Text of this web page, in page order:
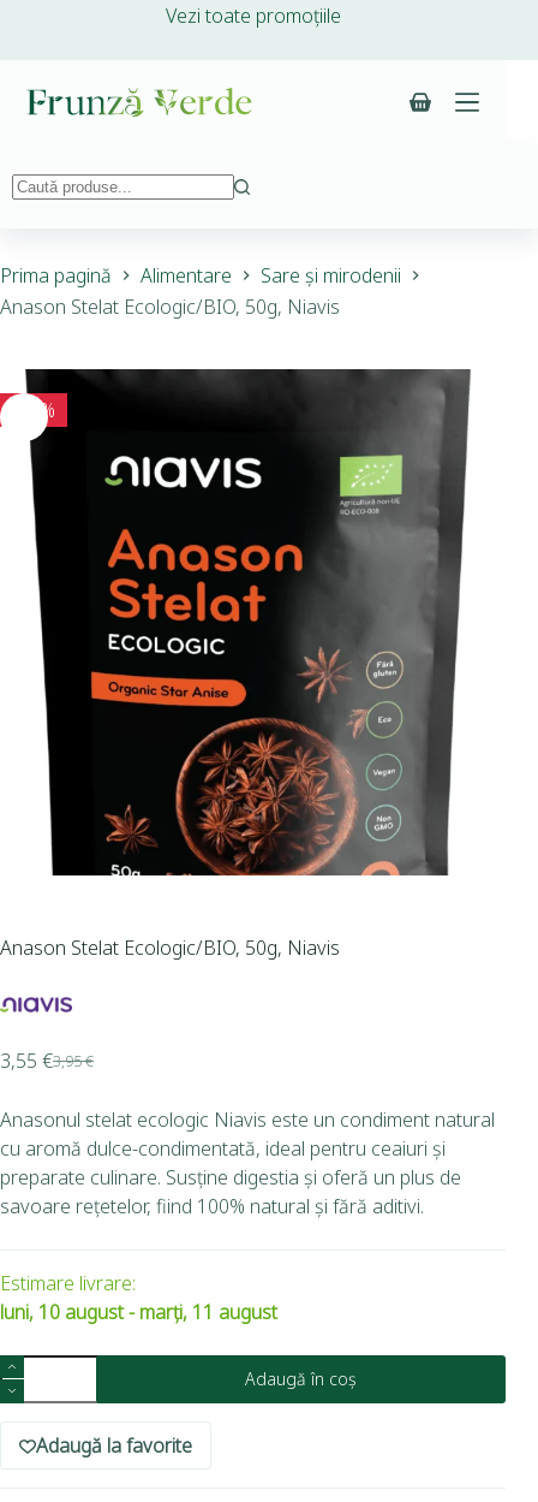
Vezi toate promoțiile
Prima pagină Alimentare
Sare și mirodenii
Anason Stelat Ecologic/BIO, 50g, Niavis
-10%
Anason Stelat Ecologic/BIO, 50g, Niavis
3,95€
3,55 €
Anasonul stelat ecologic Niavis este un condiment natural
cu aromă dulce-condimentată, ideal pentru ceaiuri și
preparate culinare. Susține digestia și oferă un plus de
savoare rețetelor, fiind 100% natural și fără aditivi.
Estimare livrare:
luni, 10 august - marți, 11 august
Adaugă în coș
Adaugă la favorite